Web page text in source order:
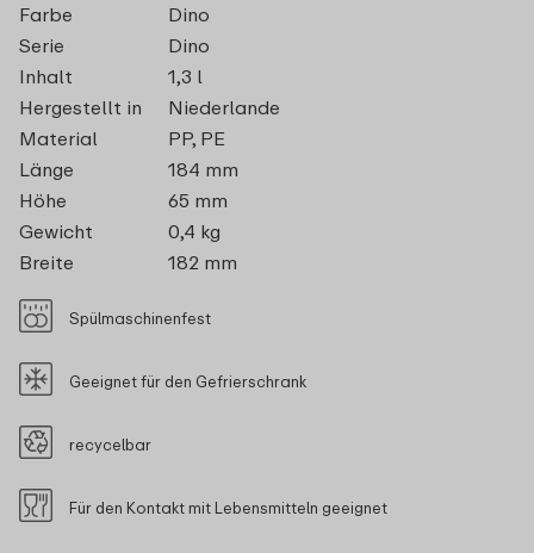
Farbe
Dino
Serie
Dino
Inhalt
1,3 l
Hergestellt in
Niederlande
Material
PP, PE
Länge
184 mm
Höhe
65 mm
Gewicht
0,4 kg
Breite
182 mm
Spülmaschinenfest
Geeignet für den Gefrierschrank
recycelbar
Für den Kontakt mit Lebensmitteln geeignet